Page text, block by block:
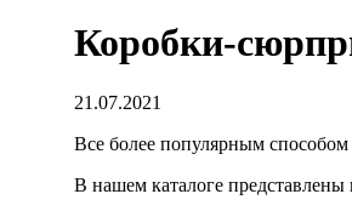
Карта сайта
Коробки-
21.07.2021
Все более популярным
В нашем каталоге